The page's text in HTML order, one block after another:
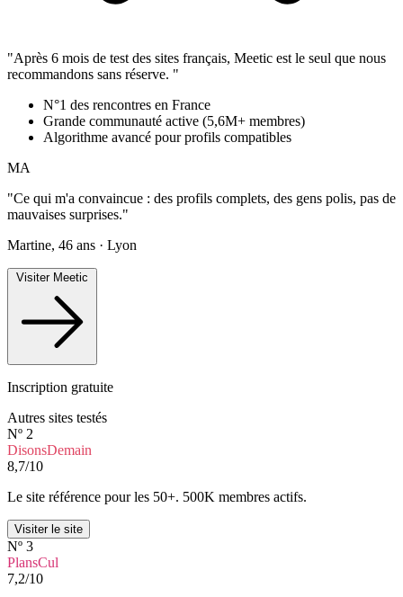
"Après 6 mois de test des sites français, Meetic est le seul que nous
recommandons sans réserve. "
N°1 des rencontres en France
Grande communauté active (5,6M+ membres)
Algorithme avancé pour profils compatibles
MA
"Ce qui m'a convaincue : des profils complets, des gens polis, pas de
mauvaises surprises."
Martine, 46 ans · Lyon
Inscription gratuite
Autres sites testés
Nº 2
DisonsDemain
8,7/10
Le site référence pour les 50+. 500K membres actifs.
Visiter le site
Nº 3
PlansCul
7,2/10